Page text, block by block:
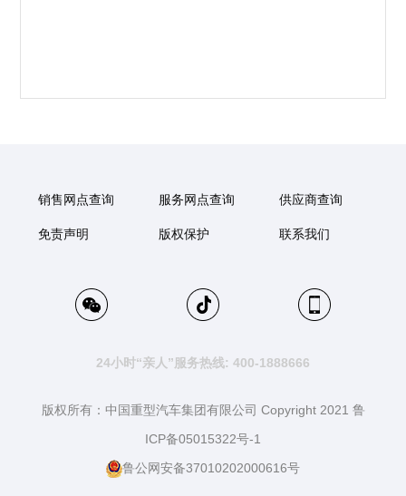
销售网点查询 服务网点查询 供应商查询
免责声明 版权保护 联系我们
24小时“亲人”服务热线: 400-1888666
版权所有：中国重型汽车集团有限公司 Copyright 2021 鲁
ICP备05015322号-1
鲁公网安备37010202000616号